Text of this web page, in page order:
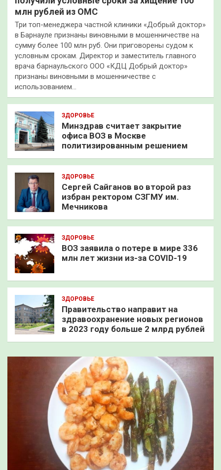
млн рублей из ОМС
Три топ-менеджера частной клиники «Добрый доктор»
в Барнауле признаны виновными в мошенничестве на
сумму более 100 млн руб. Они приговорены судом к
условным срокам. Директор и заместитель главного
врача барнаульского ООО «КДЦ Добрый доктор»
признаны виновными в мошенничестве с
использованием…
ЗДОРОВЬЕ
Минздрав считает закрытие
офиса ВОЗ в Москве
политизированным решением
ЗДОРОВЬЕ
Сергей Сайганов во второй раз
избран ректором СЗГМУ им.
Мечникова
ЗДОРОВЬЕ
ВОЗ заявила о потере в мире 336
млн лет жизни из-за COVID-19
ЗДОРОВЬЕ
Правительство направит на
здравоохранение новых регионов
в 2023 году больше 2 млрд рублей